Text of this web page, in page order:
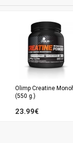
Olimp Creatine
(550 g.)
23.99€